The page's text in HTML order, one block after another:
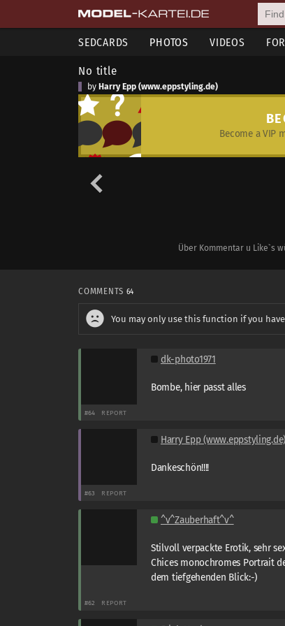
SEDCARDS PHOTOS VIDEOS
No title
by Harry Epp (www.eppstyling.de)
Become a VIP
Über Kommentar u Like`s
COMMENTS 64
You may only use this function if you
dk-photo1971
Bombe, hier passt alles
#64 REPORT
Harry Epp (www.eppstyling.de)
Dankeschön!!!!
#63 REPORT
^v^Zauberhaft^v^
Stilvoll verpackte Erotik, sehr
Chices monochromes Portrait
dem tiefgehenden Blick:-)
#62 REPORT